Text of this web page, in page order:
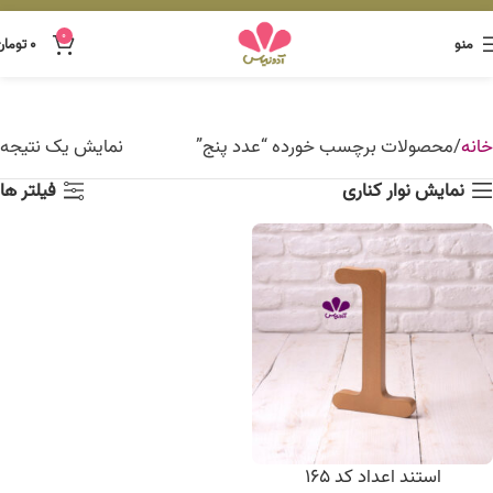
منو 0 ۰
خانه محصولات برچسب خورده “عدد پنج”
نمایش یک نتیجه
نمایش نوار کناری
فیلتر ها
استند اعداد کد 165